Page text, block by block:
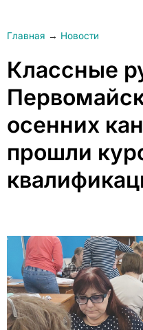
Главная → Новости
Классные
осенних
прошли